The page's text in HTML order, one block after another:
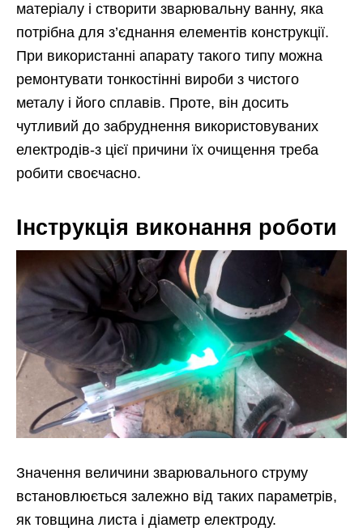
матеріалу і створити зварювальну ванну, яка
потрібна для з’єднання елементів конструкції.
При використанні апарату такого типу можна
ремонтувати тонкостінні вироби з чистого
металу і його сплавів. Проте, він досить
чутливий до забруднення використовуваних
електродів-з цієї причини їх очищення треба
робити своєчасно.
Інструкція виконання роботи
Значення величини зварювального струму
встановлюється залежно від таких параметрів,
як товщина листа і діаметр електроду.